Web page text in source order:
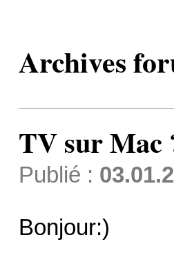
Archives
TV sur Mac
Publié :
Bonjour:)